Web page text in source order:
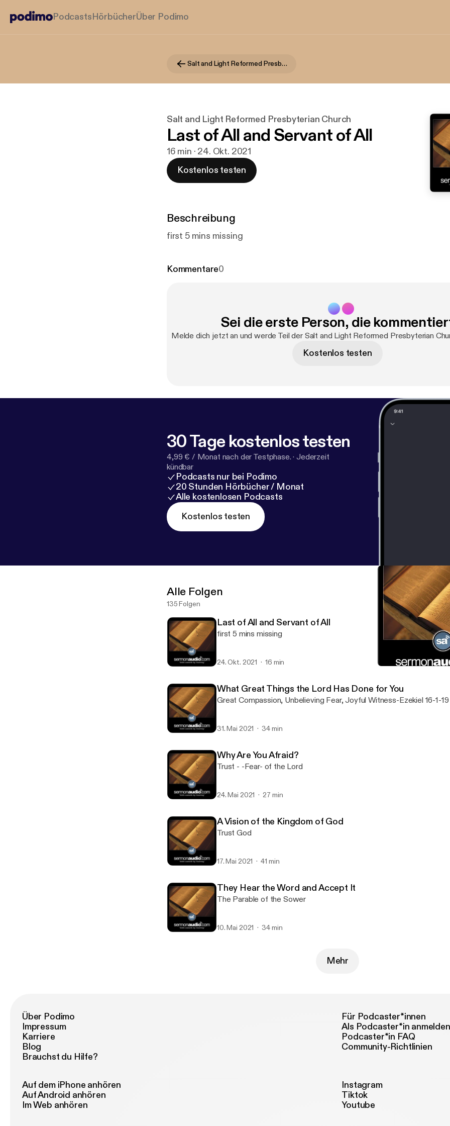
PodcastsHörbücherÜber Podimo
Salt and Light Reformed Presbyterian Church
Salt and Light Reformed Presbyterian Church
Last of All and Servant of All
16 min · 24. Okt. 2021
Kostenlos testen
Beschreibung
first 5 mins missing
Kommentare0
Sei die erste Person, die
Melde dich jetzt an und werde Teil der Salt and Light Reformed Presbyterian
Kostenlos testen
30 Tage kostenlos testen
4,99 € / Monat nach der Testphase. · Jederzeit
kündbar
Podcasts nur bei Podimo
20 Stunden Hörbücher / Monat
Alle kostenlosen Podcasts
Kostenlos testen
Alle Folgen
135 Folgen
Last of All and Servant of All
first 5 mins missing
24. Okt. 2021 16 min
What Great Things the Lord Has Done for You
Great Compassion, Unbelieving Fear, Joyful Witness-Ezekiel 16-1-19
31. Mai 2021 34 min
Why Are You Afraid?
Trust - -Fear- of the Lord
24. Mai 2021 27 min
A Vision of the Kingdom of God
Trust God
17. Mai 2021 41 min
They Hear the Word and Accept It
The Parable of the Sower
10. Mai 2021 34 min
Mehr
Über Podimo
Impressum
Karriere
Blog
Brauchst du Hilfe?
Für Podcaster*innen
Als Podcaster*in anmelden
Podcaster*in FAQ
Community-Richtlinien
Auf dem iPhone anhören
Auf Android anhören
Im Web anhören
Instagram
Tiktok
Youtube